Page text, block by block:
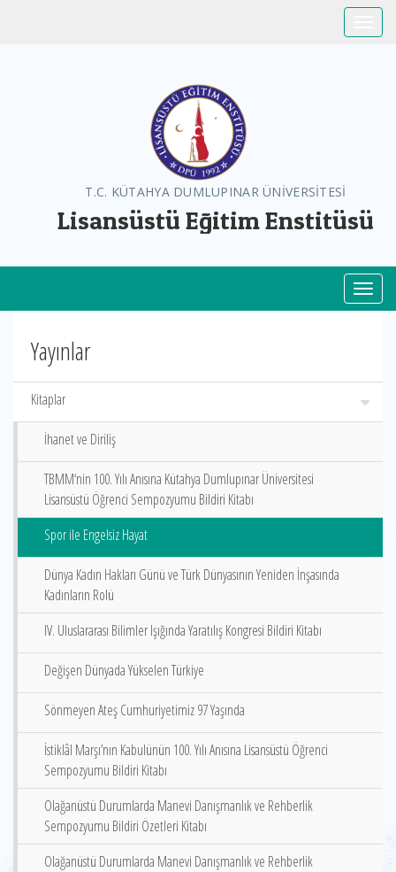
T.C. KÜTAHYA DUMLUPINAR ÜNİVERSİTESİ
Lisansüstü Eğitim Enstitüsü
Yayınlar
Kitaplar
İhanet ve Diriliş
TBMM‘nin 100. Yılı Anısına Kütahya Dumlupınar Üniversitesi
Lisansüstü Öğrenci Sempozyumu Bildiri Kitabı
Spor ile Engelsiz Hayat
Dünya Kadın Hakları Günü ve Türk Dünyasının Yeniden İnşasında
Kadınların Rolü
IV. Uluslararası Bilimler Işığında Yaratılış Kongresi Bildiri Kitabı
Değişen Dünyada Yükselen Türkiye
Sönmeyen Ateş Cumhuriyetimiz 97 Yaşında
İstiklâl Marşı’nın Kabulünün 100. Yılı Anısına Lisansüstü Öğrenci
Sempozyumu Bildiri Kitabı
Olağanüstü Durumlarda Manevi Danışmanlık ve Rehberlik
Sempozyumu Bildiri Özetleri Kitabı
Olağanüstü Durumlarda Manevi Danışmanlık ve Rehberlik